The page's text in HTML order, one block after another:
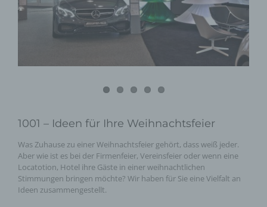
1001 – Ideen für Ihre Weihnachtsfeier
Was Zuhause zu einer Weihnachtsfeier gehört, dass weiß jeder.
Aber wie ist es bei der Firmenfeier, Vereinsfeier oder wenn eine
Locatotion, Hotel ihre Gäste in einer weihnachtlichen
Stimmungen bringen möchte? Wir haben für Sie eine Vielfalt an
Ideen zusammengestellt.